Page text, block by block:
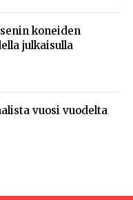
koneiden
julkaisulla
vuosi vuodelta